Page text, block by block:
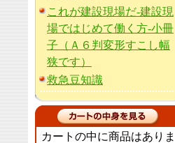
これが建設現場だ-建設現
場ではじめて働く方-小冊
子（Ａ６判変形すこし幅
狭です）
救急豆知識
カートの中に商品はありま